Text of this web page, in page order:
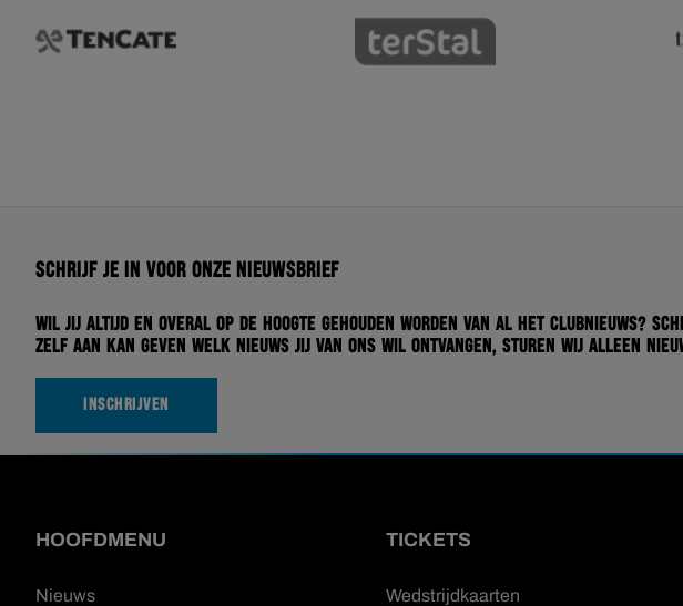
Schrijf je in voor onze nieuwsbrief
Wil jij altijd en overal op de hoogte gehouden worden van al het clubnieuws?
zelf aan kan geven welk nieuws jij van ons wil ontvangen, sturen wij alleen
INSCHRIJVEN
HOOFDMENU
Nieuws
TICKETS
Wedstrijdkaarten